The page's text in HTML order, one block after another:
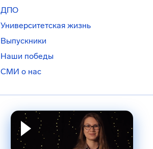
ДПО
Университетская жизнь
Выпускники
Наши победы
СМИ о нас